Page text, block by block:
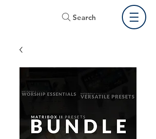
Search